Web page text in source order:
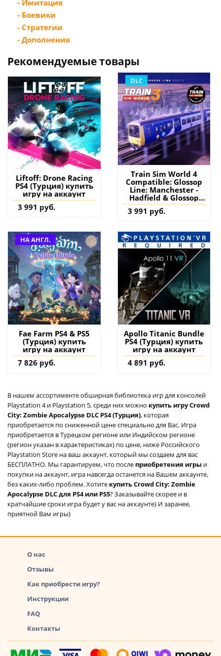
- Имитация
- Боевики
- Стратегии
- Дополнения
Рекомендуемые товары
Liftoff: Drone Racing
PS4 (Турция) купить
игру на аккаунт
3 991 руб.
DLC
Train Sim World 4
Compatible: Glossop
Line: Manchester -
Hadfield & Glossop
PS4 & PS5 (Турция)
купить дополнение
3 991 руб.
НА АНГЛ.
Fae Farm PS4 & PS5
(Турция) купить
игру на аккаунт
7 826 руб.
Apollo Titanic Bundle
PS4 (Турция) купить
игру на аккаунт
4 891 руб.
В нашем ассортименте обширная библиотека игр для консолей
Playstation 4 и Playstation 5, среди них можно купить игру Crowd
City: Zombie Apocalypse DLC PS4 (Турция), которая
приобретается по сниженной цене специально для Вас. Игра
приобретается в Турецком регионе или Индийском регионе
(регион указан в характеристиках) по цене, ниже Российского
Playstation Store на ваш аккаунт, который мы создаем для вас
БЕСПЛАТНО. Мы гарантируем, что после приобретения игры и
покупки на аккаунт, игра навсегда останется на Вашем аккаунте,
без каких-либо проблем. Хотите купить Crowd City: Zombie
Apocalypse DLC для PS4 или PS5? Заказывайте скорее и в
кратчайшие сроки игра будет у вас на аккаунте) И заранее,
приятной Вам игры)
О нас
Отзывы
Как приобрести игру?
Инструкции
FAQ
Контакты